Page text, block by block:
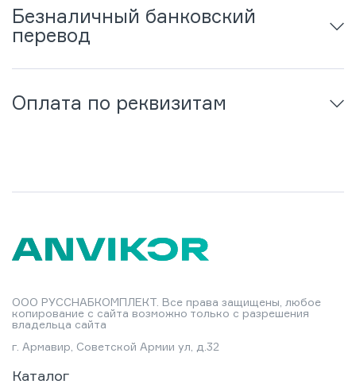
Безналичный банковский
перевод
Оплата по реквизитам
ООО РУССНАБКОМПЛЕКТ. Все права защищены, любое
копирование с сайта возможно только с разрешения
владельца сайта
г. Армавир, Советской Армии ул, д.32
Каталог